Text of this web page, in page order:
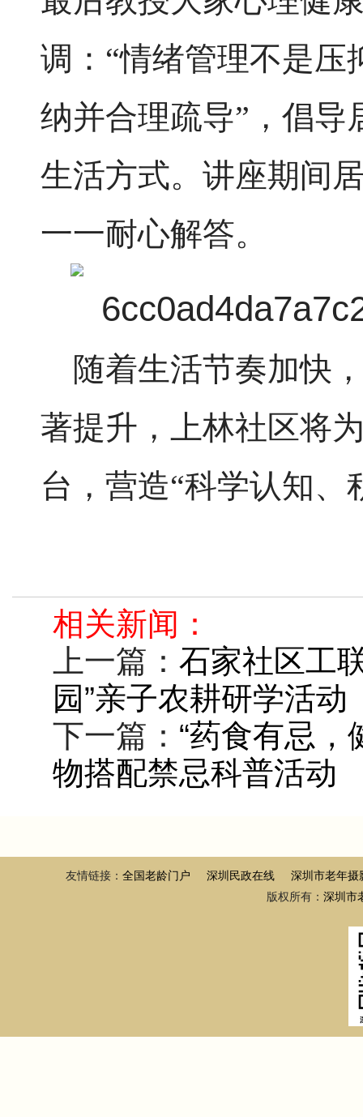
调： “情绪管理不是压
纳并合理疏导”，倡导
生活方式。讲座期间
一一耐心解答。
随着生活节奏加快
著提升，上林社区将
台，营造“科学认知、
相关新闻：
上一篇： 石家社区工
园”亲子农耕研学活动
下一篇： “药食有忌，
物搭配禁忌科普活动
友情链接： 全国老龄门户 深圳民政在线
深圳市老年摄
版权所有： 深圳市